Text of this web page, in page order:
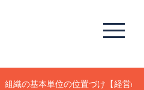
組織の基本単位の位置づけ【経営の